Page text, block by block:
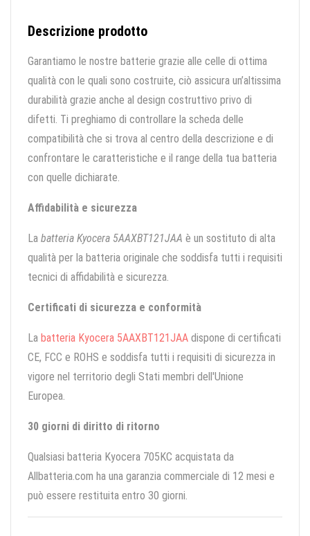
Descrizione prodotto
Garantiamo le nostre batterie grazie alle celle di ottima
qualità con le quali sono costruite, ciò assicura un’altissima
durabilità grazie anche al design costruttivo privo di
difetti. Ti preghiamo di controllare la scheda delle
compatibilità che si trova al centro della descrizione e di
confrontare le caratteristiche e il range della tua batteria
con quelle dichiarate.
Affidabilità e sicurezza
La batteria Kyocera 5AAXBT121JAA è un sostituto di alta
qualità per la batteria originale che soddisfa tutti i requisiti
tecnici di affidabilità e sicurezza.
Certificati di sicurezza e conformità
La batteria Kyocera 5AAXBT121JAA dispone di certificati
CE, FCC e ROHS e soddisfa tutti i requisiti di sicurezza in
vigore nel territorio degli Stati membri dell'Unione
Europea.
30 giorni di diritto di ritorno
Qualsiasi batteria Kyocera 705KC acquistata da
Allbatteria.com ha una garanzia commerciale di 12 mesi e
può essere restituita entro 30 giorni.